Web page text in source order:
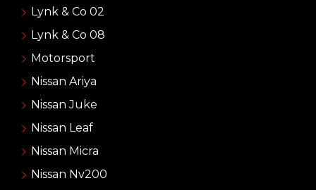
Lynk & Co 02
Lynk & Co 08
Motorsport
Nissan Ariya
Nissan Juke
Nissan Leaf
Nissan Micra
Nissan Nv200